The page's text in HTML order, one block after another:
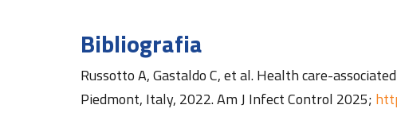
Bibliografia
Russotto A, Gastaldo C, et al. Health care-
Piedmont, Italy, 2022. Am J Infect Control 2025;